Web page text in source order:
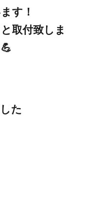
す！
取付致しま
た